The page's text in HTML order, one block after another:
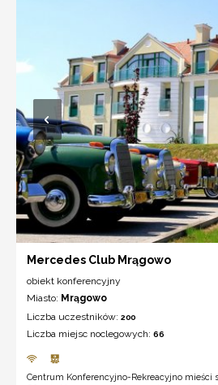
Mercedes Club Mrągowo
obiekt konferencyjny
Miasto: Mrągowo
Liczba uczestników: 200
Liczba miejsc noclegowych: 66
Centrum Konferencyjno-Rekreacyjno mieści